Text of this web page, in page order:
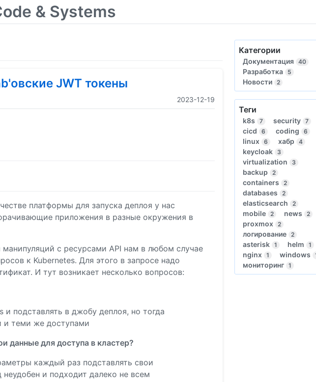
& Systems
JWT токены
2023-12-19
платформы для запуска деплоя у нас
приложения в разные окружения в
с ресурсами API нам в любом случае
к Kubernetes. Для этого в запросе надо
И тут возникает несколько вопросов:
подставлять в джобу деплоя, но тогда
и теми же доступами
данные для доступа в кластер?
каждый раз подставлять свои
и подходит далеко не всем
Категории
Документация 40
Разработка 5
Новости 2
Теги
k8s 7 security 7
cicd 6 coding 6
linux 6 хабр 4
keycloak 3
virtualization 3
backup 2
containers 2
databases 2
elasticsearch 2
mobile 2 news 2
proxmox 2
логирование 2
asterisk 1 helm 1
nginx 1 windows
мониторинг 1